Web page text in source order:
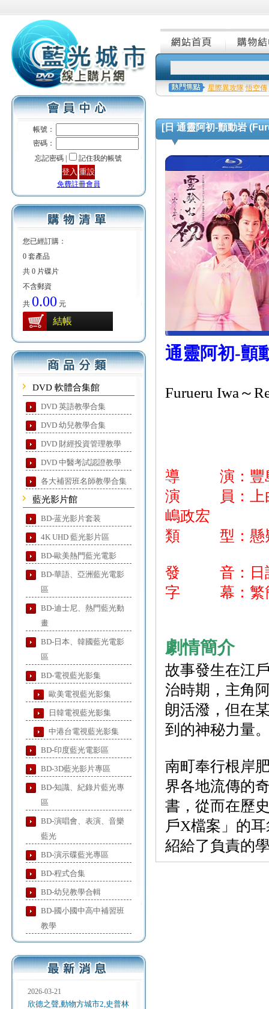
帳號：
密碼：
忘記密碼 |
記住我的帳號
免費註冊會員
您已經訂購：
0 套產品
共 0 片碟片
不含郵資
共 0.00 元
結帳
DVD 軟體合集館
DVD 英語教學合集
DVD 幼兒教學合集
DVD 財經投資管理教學
DVD 中醫考試認證教學
各大補習班名師教學合集
藍光影片館
BD-蓝光影片套装
4K UHD 藍光影片區
BD-歐美熱門藍光電影
BD-華語、亞洲藍光電影
區
BD-迪士尼、熱門藍光動
畫
BD-日本、韓國藍光電影
區
BD-電視藍光影集
歐美電視藍光影集
日韓電視藍光影集
中港台電視藍光影集
BD-印度藍光電影區
BD-3D藍光影片專區
BD-知識、紀錄片藍光專
區
BD-演唱會、表演、音樂
藍光
BD-演示碟藍光專區
BD-程式合集
BD-幼兒教學合輯
BD-國小國中高中補習班
教學
2026-03-21
欣德之聲,動物方城市2,史普林
星際異攻隊 悟空傳
[日 通靈阿初-顫動岩
通靈阿初-顫
Furueru Iwa～
導 演：豐
演 員：上白
嶋政宏
類 型：懸
發 音：日
字 幕：繁簡
劇情簡介
故事發生在江
治時期，主角
朗活潑，但在
到的神秘力量
南町奉行根岸
界各地流傳的
書，從而在歷
戶X檔案」的
紹給了負責的